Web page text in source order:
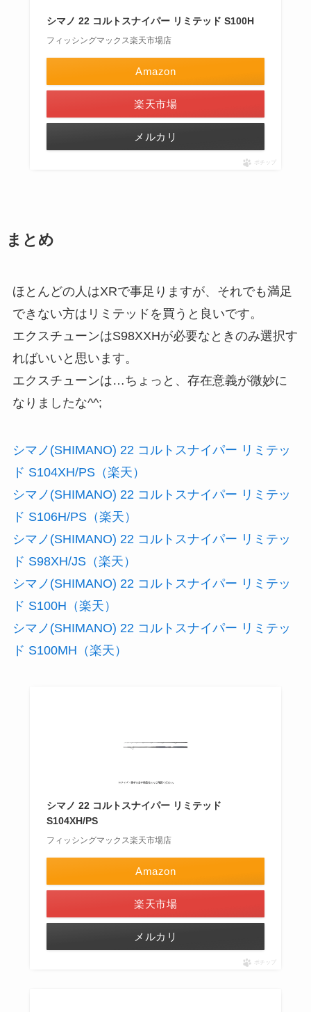
シマノ 22 コルトスナイパー リミテッド S100H
フィッシングマックス楽天市場店
Amazon
楽天市場
メルカリ
ポチップ
まとめ
ほとんどの人はXRで事足りますが、それでも満足
できない方はリミテッドを買うと良いです。
エクスチューンはS98XXHが必要なときのみ選択す
ればいいと思います。
エクスチューンは…ちょっと、存在意義が微妙に
なりましたな^^;
シマノ(SHIMANO) 22 コルトスナイパー リミテッ
ド S104XH/PS（楽天）
シマノ(SHIMANO) 22 コルトスナイパー リミテッ
ド S106H/PS（楽天）
シマノ(SHIMANO) 22 コルトスナイパー リミテッ
ド S98XH/JS（楽天）
シマノ(SHIMANO) 22 コルトスナイパー リミテッ
ド S100H（楽天）
シマノ(SHIMANO) 22 コルトスナイパー リミテッ
ド S100MH（楽天）
シマノ 22 コルトスナイパー リミテッド
S104XH/PS
フィッシングマックス楽天市場店
Amazon
楽天市場
メルカリ
ポチップ